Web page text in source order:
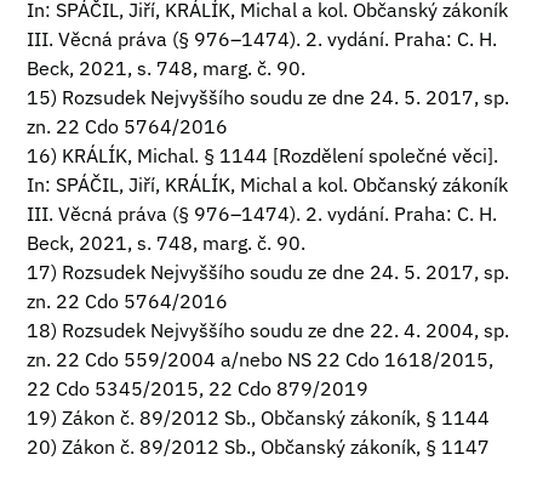
In: SPÁČIL, Jiří, KRÁLÍK, Michal a kol. Občanský zákoník
III. Věcná práva (§ 976–1474). 2. vydání. Praha: C. H.
Beck, 2021, s. 748, marg. č. 90.
15) Rozsudek Nejvyššího soudu ze dne 24. 5. 2017, sp.
zn. 22 Cdo 5764/2016
16) KRÁLÍK, Michal. § 1144 [Rozdělení společné věci].
In: SPÁČIL, Jiří, KRÁLÍK, Michal a kol. Občanský zákoník
III. Věcná práva (§ 976–1474). 2. vydání. Praha: C. H.
Beck, 2021, s. 748, marg. č. 90.
17) Rozsudek Nejvyššího soudu ze dne 24. 5. 2017, sp.
zn. 22 Cdo 5764/2016
18) Rozsudek Nejvyššího soudu ze dne 22. 4. 2004, sp.
zn. 22 Cdo 559/2004 a/nebo NS 22 Cdo 1618/2015,
22 Cdo 5345/2015, 22 Cdo 879/2019
19) Zákon č. 89/2012 Sb., Občanský zákoník, § 1144
20) Zákon č. 89/2012 Sb., Občanský zákoník, § 1147